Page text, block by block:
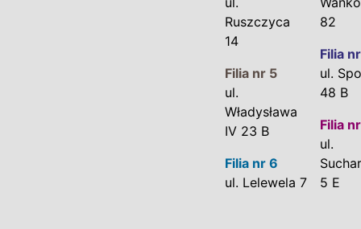
Ruszczyca
14
Filia nr 5
ul.
Władysława
IV 23 B
Filia nr 6
ul. Lelewela 7
82
Filia
ul.
48 B
Filia
ul.
5 E